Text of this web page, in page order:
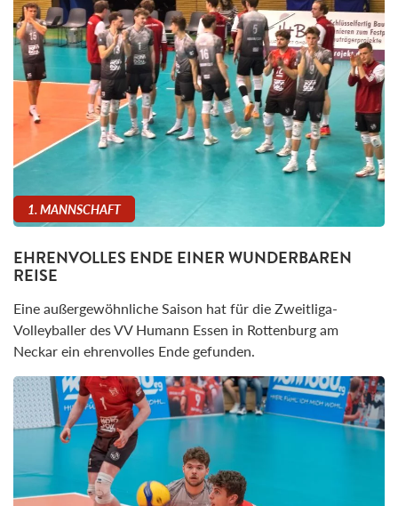
1. MANNSCHAFT
EHRENVOLLES ENDE EINER WUNDERBAREN
REISE
Eine außergewöhnliche Saison hat für die Zweitliga-
Volleyballer des VV Humann Essen in Rottenburg am
Neckar ein ehrenvolles Ende gefunden.